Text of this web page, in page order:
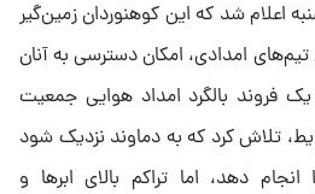
اعلام شد که این کوهنوردان زمین‌گیر
امدادی، امکان دسترسی به آنان
روز ۲۲ بهمن، یک فروند بالگرد امداد هوایی جمعیت
تلاش کرد که به دماوند نزدیک شود
دهد، اما تراکم بالای ابر‌ها و